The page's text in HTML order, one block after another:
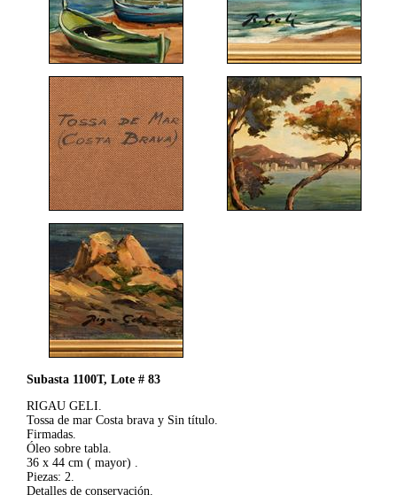
Subasta 1100T, Lote # 83
RIGAU GELI.
Tossa de mar Costa brava y Sin título.
Firmadas.
Óleo sobre tabla.
36 x 44 cm ( mayor) .
Piezas: 2.
Detalles de conservación.